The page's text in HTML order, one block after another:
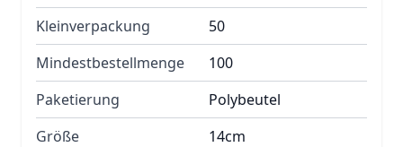
Kleinverpackung
50
Mindestbestellmenge
100
Paketierung
Polybeutel
Größe
14cm